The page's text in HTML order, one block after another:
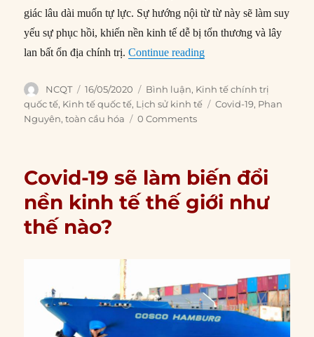
giác lâu dài muốn tự lực. Sự hướng nội từ từ này sẽ làm suy
yếu sự phục hồi, khiến nền kinh tế dễ bị tổn thương và lây
lan bất ổn địa chính trị.Continue reading“Có phải Covid-19 đã
Author
NCQT
Posted
on
16/05/2020 Categories
Bình luận, Kinh tế chính trị
quốc tế, Kinh tế quốc tế, Lịch sử kinh tế Tags
Covid-19, Phan
Nguyên,toàn cầu hóa 0 Comments
Covid-19 sẽ làm biến đổi
nền kinh tế thế giới như
thế nào?